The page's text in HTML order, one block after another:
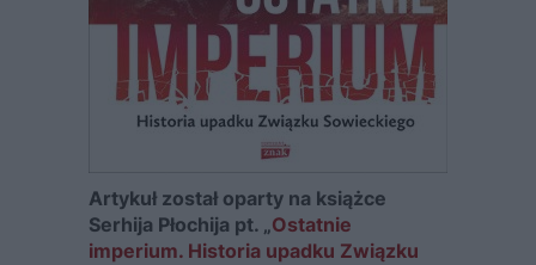
Artykuł został oparty na książce
Serhija Płochija pt. „Ostatnie
imperium. Historia upadku Związku